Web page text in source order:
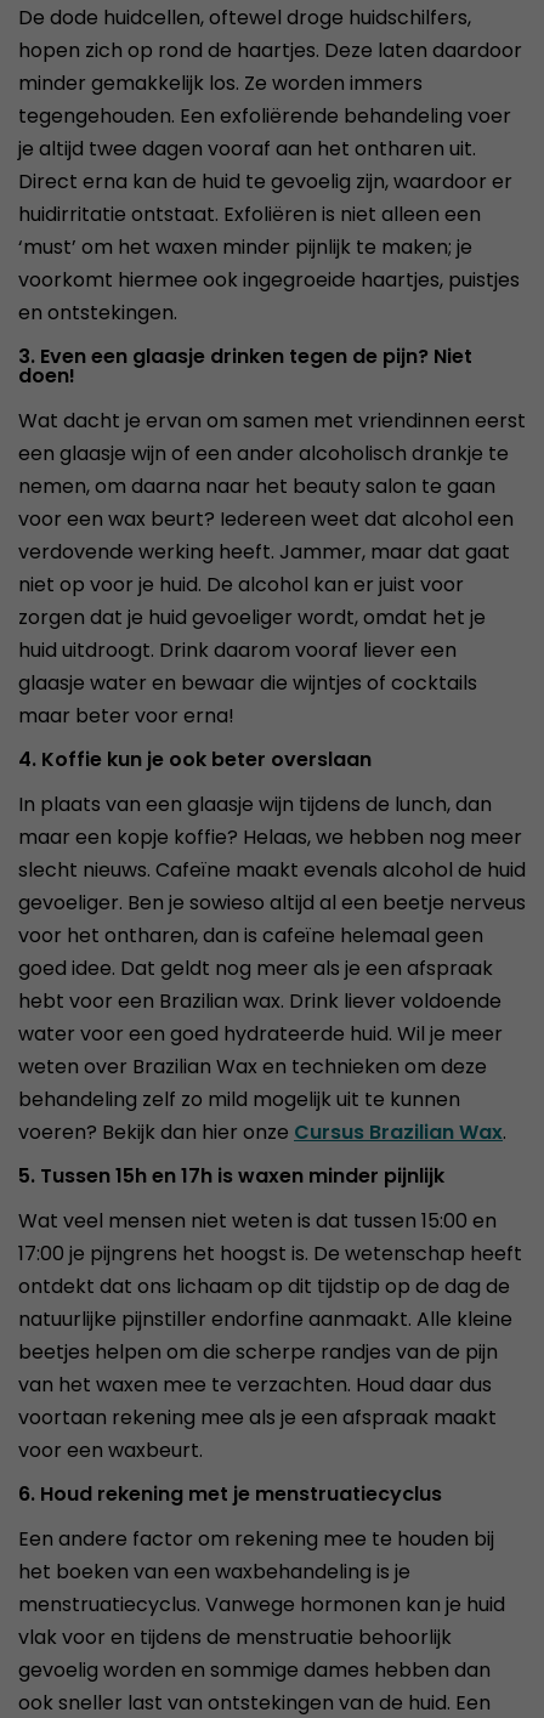
De dode huidcellen, oftewel droge huidschilfers,
hopen zich op rond de haartjes. Deze laten daardoor
minder gemakkelijk los. Ze worden immers
tegengehouden. Een exfoliërende behandeling voer
je altijd twee dagen vooraf aan het ontharen uit.
Direct erna kan de huid te gevoelig zijn, waardoor er
huidirritatie ontstaat. Exfoliëren is niet alleen een
‘must’ om het waxen minder pijnlijk te maken; je
voorkomt hiermee ook ingegroeide haartjes, puistjes
en ontstekingen.
3. Even een glaasje drinken tegen de pijn? Niet
doen!
Wat dacht je ervan om samen met vriendinnen eerst
een glaasje wijn of een ander alcoholisch drankje te
nemen, om daarna naar het beauty salon te gaan
voor een wax beurt? Iedereen weet dat alcohol een
verdovende werking heeft. Jammer, maar dat gaat
niet op voor je huid. De alcohol kan er juist voor
zorgen dat je huid gevoeliger wordt, omdat het je
huid uitdroogt. Drink daarom vooraf liever een
glaasje water en bewaar die wijntjes of cocktails
maar beter voor erna!
4. Koffie kun je ook beter overslaan
In plaats van een glaasje wijn tijdens de lunch, dan
maar een kopje koffie? Helaas, we hebben nog meer
slecht nieuws. Cafeïne maakt evenals alcohol de huid
gevoeliger. Ben je sowieso altijd al een beetje nerveus
voor het ontharen, dan is cafeïne helemaal geen
goed idee. Dat geldt nog meer als je een afspraak
hebt voor een Brazilian wax. Drink liever voldoende
water voor een goed hydrateerde huid. Wil je meer
weten over Brazilian Wax en technieken om deze
behandeling zelf zo mild mogelijk uit te kunnen
voeren? Bekijk dan hier onze Cursus Brazilian Wax.
5. Tussen 15h en 17h is waxen minder pijnlijk
Wat veel mensen niet weten is dat tussen 15:00 en
17:00 je pijngrens het hoogst is. De wetenschap heeft
ontdekt dat ons lichaam op dit tijdstip op de dag de
natuurlijke pijnstiller endorfine aanmaakt. Alle kleine
beetjes helpen om die scherpe randjes van de pijn
van het waxen mee te verzachten. Houd daar dus
voortaan rekening mee als je een afspraak maakt
voor een waxbeurt.
6. Houd rekening met je menstruatiecyclus
Een andere factor om rekening mee te houden bij
het boeken van een waxbehandeling is je
menstruatiecyclus. Vanwege hormonen kan je huid
vlak voor en tijdens de menstruatie behoorlijk
gevoelig worden en sommige dames hebben dan
ook sneller last van ontstekingen van de huid. Een